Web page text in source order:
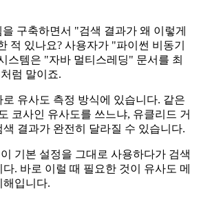
구축하면서 "검색 결과가 왜 이렇게
적 있나요? 사용자가 "파이썬 비동기
스템은 "자바 멀티스레딩" 문서를 최
럼 말이죠.
유사도 측정 방식에 있습니다. 같은
코사인 유사도를 쓰느냐, 유클리드 거
결과가 완전히 달라질 수 있습니다.
기본 설정을 그대로 사용하다가 검색
. 바로 이럴 때 필요한 것이 유사도 메
해입니다.